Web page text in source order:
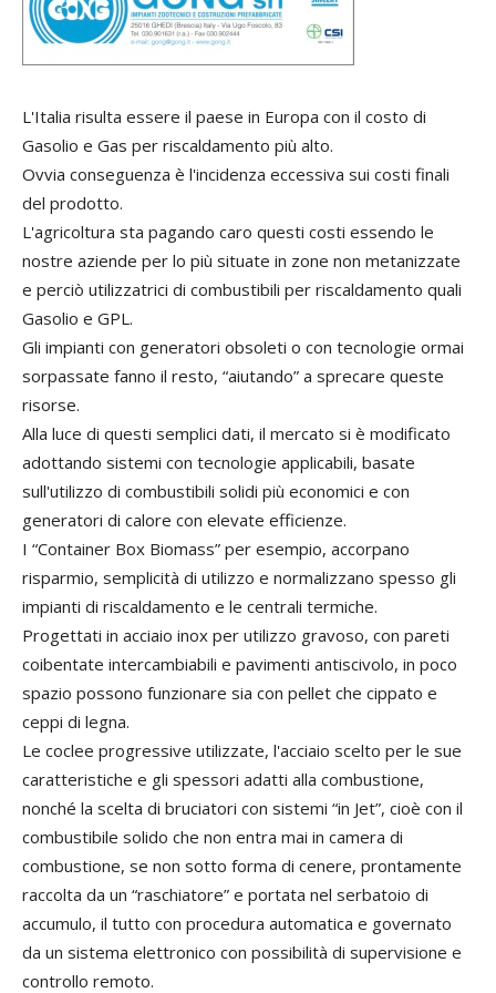
L'Italia risulta essere il paese in Europa con il costo di
Gasolio e Gas per riscaldamento più alto.
Ovvia conseguenza è l'incidenza eccessiva sui costi finali
del prodotto.
L'agricoltura sta pagando caro questi costi essendo le
nostre aziende per lo più situate in zone non metanizzate
e perciò utilizzatrici di combustibili per riscaldamento quali
Gasolio e GPL.
Gli impianti con generatori obsoleti o con tecnologie ormai
sorpassate fanno il resto, “aiutando” a sprecare queste
risorse.
Alla luce di questi semplici dati, il mercato si è modificato
adottando sistemi con tecnologie applicabili, basate
sull'utilizzo di combustibili solidi più economici e con
generatori di calore con elevate efficienze.
I “Container Box Biomass” per esempio, accorpano
risparmio, semplicità di utilizzo e normalizzano spesso gli
impianti di riscaldamento e le centrali termiche.
Progettati in acciaio inox per utilizzo gravoso, con pareti
coibentate intercambiabili e pavimenti antiscivolo, in poco
spazio possono funzionare sia con pellet che cippato e
ceppi di legna.
Le coclee progressive utilizzate, l'acciaio scelto per le sue
caratteristiche e gli spessori adatti alla combustione,
nonché la scelta di bruciatori con sistemi “in Jet”, cioè con il
combustibile solido che non entra mai in camera di
combustione, se non sotto forma di cenere, prontamente
raccolta da un “raschiatore” e portata nel serbatoio di
accumulo, il tutto con procedura automatica e governato
da un sistema elettronico con possibilità di supervisione e
controllo remoto.